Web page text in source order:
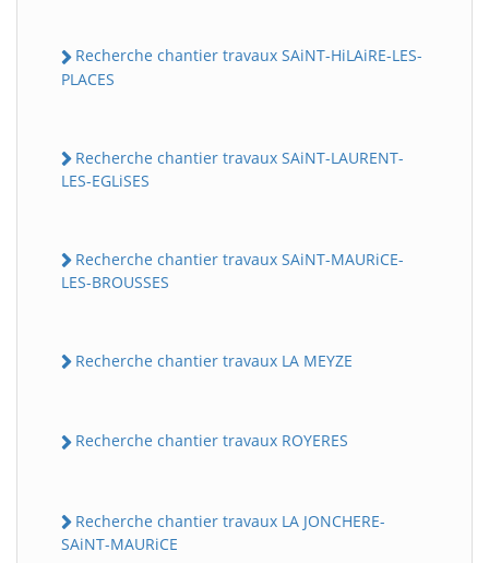
Recherche chantier travaux SAiNT-HiLAiRE-LES-
PLACES
Recherche chantier travaux SAiNT-LAURENT-
LES-EGLiSES
Recherche chantier travaux SAiNT-MAURiCE-
LES-BROUSSES
Recherche chantier travaux LA MEYZE
Recherche chantier travaux ROYERES
Recherche chantier travaux LA JONCHERE-
SAiNT-MAURiCE